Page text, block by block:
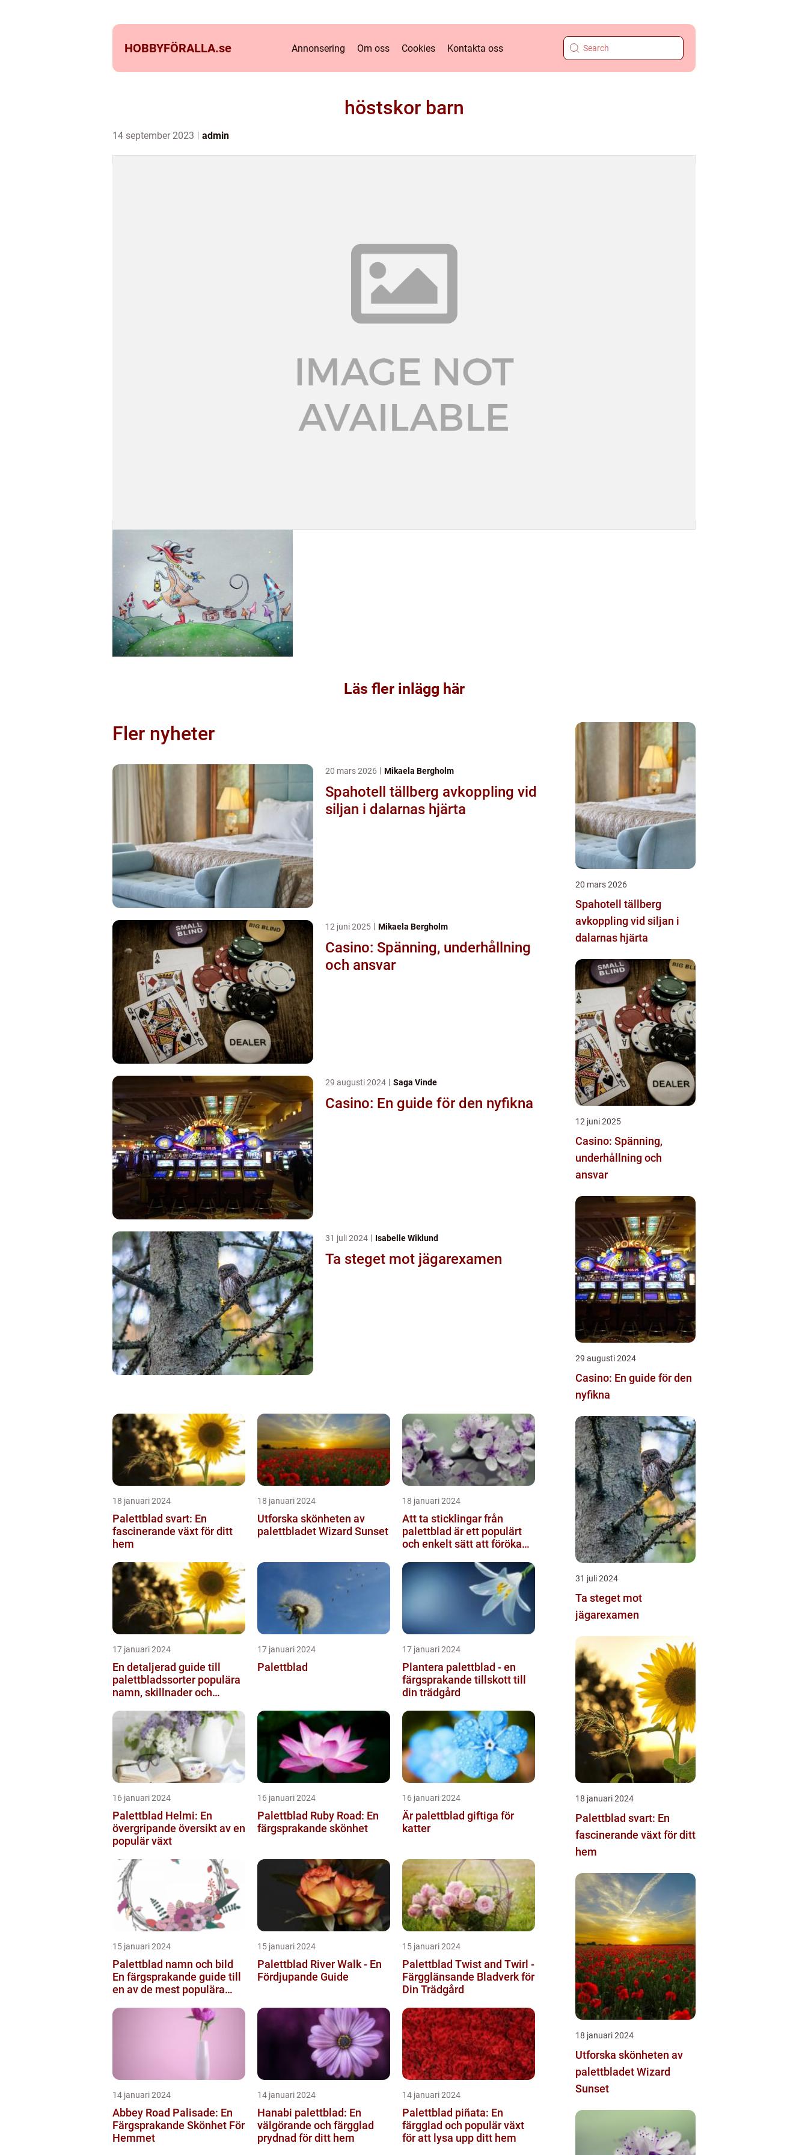
HOBBYFÖRALLA.se Annonsering Om oss Cookies Kontakta oss
höstskor barn
14 september 2023 admin
Läs fler inlägg här
Fler nyheter
20 mars 2026 Mikaela Bergholm
Spahotell tällberg avkoppling vid
siljan i dalarnas hjärta
12 juni 2025 Mikaela Bergholm
Casino: Spänning, underhållning
och ansvar
29 augusti 2024 Saga Vinde
Casino: En guide för den nyfikna
31 juli 2024 Isabelle Wiklund
Ta steget mot jägarexamen
18 januari 2024
Palettblad svart: En
fascinerande växt för ditt
hem
18 januari 2024
Utforska skönheten av
palettbladet Wizard Sunset
18 januari 2024
Att ta sticklingar från
palettblad är ett populärt
och enkelt sätt att föröka
17 januari 2024
En detaljerad guide till
palettbladssorter populära
namn, skillnader och
17 januari 2024
Palettblad
17 januari 2024
Plantera palettblad - en
färgsprakande tillskott till
din trädgård
16 januari 2024
Palettblad Helmi: En
övergripande översikt av en
populär växt
16 januari 2024
Palettblad Ruby Road: En
färgsprakande skönhet
16 januari 2024
Är palettblad giftiga för
katter
15 januari 2024
Palettblad namn och bild
En färgsprakande guide till
en av de mest populära
15 januari 2024
Palettblad River Walk - En
Fördjupande Guide
15 januari 2024
Palettblad Twist and Twirl -
Färgglänsande Bladverk för
Din Trädgård
14 januari 2024
Abbey Road Palisade: En
Färgsprakande Skönhet För
Hemmet
14 januari 2024
Hanabi palettblad: En
välgörande och färgglad
prydnad för ditt hem
14 januari 2024
Palettblad piñata: En
färgglad och populär växt
för att lysa upp ditt hem
20 mars 2026
Spahotell tällberg
avkoppling vid siljan i
dalarnas hjärta
12 juni 2025
Casino: Spänning,
underhållning och
ansvar
29 augusti 2024
Casino: En guide för den
nyfikna
31 juli 2024
Ta steget mot
jägarexamen
18 januari 2024
Palettblad svart: En
fascinerande växt för ditt
hem
18 januari 2024
Utforska skönheten av
palettbladet Wizard
Sunset